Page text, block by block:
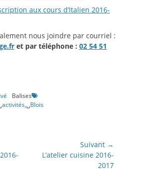
aux cours d’Italien 2016-
nous joindre par courriel :
et par téléphone : 02 54 51
Balises
activités,␣Blois
Suivant →
Article
L’atelier cuisine 2016-
2017